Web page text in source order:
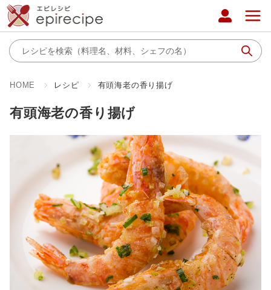
HOME レシピ 有頭海老の香り揚げ
有頭海老の香り揚げ